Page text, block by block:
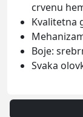
crvenu
Kvalitetna
Boje:
Svaka